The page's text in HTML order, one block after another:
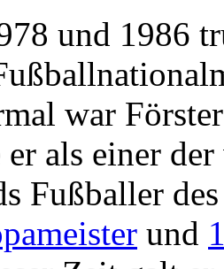
und 1986
war
als einer
Fußballer
und